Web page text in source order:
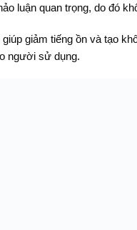
luận quan trọng, do đó
giảm tiếng ồn và tạo
người sử dụng.